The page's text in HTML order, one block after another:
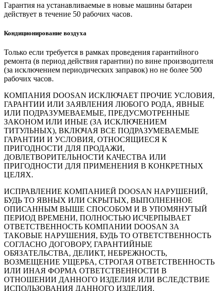
Гарантия на устанавливаемые в новые машины батареи
действует в течение 50 рабочих часов.
Кондиционирование воздуха
Только если требуется в рамках проведения гарантийного
ремонта (в период действия гарантии) по вине производителя
(за исключением периодических заправок) но не более 500
рабочих часов.
КОМПАНИЯ DOOSAN ИСКЛЮЧАЕТ ПРОЧИЕ УСЛОВИЯ,
ГАРАНТИИ ИЛИ ЗАЯВЛЕНИЯ ЛЮБОГО РОДА, ЯВНЫЕ
ИЛИ ПОДРАЗУМЕВАЕМЫЕ, ПРЕДУСМОТРЕННЫЕ
ЗАКОНОМ ИЛИ ИНЫЕ (ЗА ИСКЛЮЧЕНИЕМ
ТИТУЛЬНЫХ), ВКЛЮЧАЯ ВСЕ ПОДРАЗУМЕВАЕМЫЕ
ГАРАНТИИ И УСЛОВИЯ, ОТНОСЯЩИЕСЯ К
ПРИГОДНОСТИ ДЛЯ ПРОДАЖИ,
ДОВЛЕТВОРИТЕЛЬНОСТИ КАЧЕСТВА ИЛИ
ПРИГОДНОСТИ ДЛЯ ПРИМЕНЕНИЯ В КОНКРЕТНЫХ
ЦЕЛЯХ.
ИСПРАВЛЕНИЕ КОМПАНИЕЙ DOOSAN НАРУШЕНИЙ,
БУДЬ ТО ЯВНЫХ ИЛИ СКРЫТЫХ, ВЫПОЛНЕННОЕ
ОПИСАННЫМ ВЫШЕ СПОСОБОМ И В УПОМЯНУТЫЙ
ПЕРИОД ВРЕМЕНИ, ПОЛНОСТЬЮ ИСЧЕРПЫВАЕТ
ОТВЕТСТВЕННОСТЬ КОМПАНИИ DOOSAN ЗА
ТАКОВЫЕ НАРУШЕНИЯ, БУДЬ ТО ОТВЕТСТВЕННОСТЬ
СОГЛАСНО ДОГОВОРУ, ГАРАНТИЙНЫЕ
ОБЯЗАТЕЛЬСТВА, ДЕЛИКТ, НЕБРЕЖНОСТЬ,
ВОЗМЕЩЕНИЕ УЩЕРБА, СТРОГАЯ ОТВЕТСТВЕННОСТЬ
ИЛИ ИНАЯ ФОРМА ОТВЕТСТВЕННОСТИ В
ОТНОШЕНИИ ДАННОГО ИЗДЕЛИЯ ИЛИ ВСЛЕДСТВИЕ
ИСПОЛЬЗОВАНИЯ ДАННОГО ИЗДЕЛИЯ.